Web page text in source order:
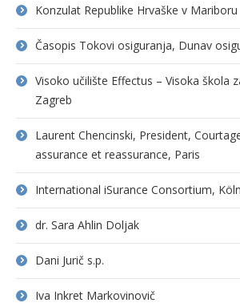
Konzulat Republike Hrvaške v Mariboru
Časopis Tokovi osiguranja, Dunav
Visoko učilište Effectus – Visoka škola
Zagreb
Laurent Chencinski, President,
assurance et reassurance, Paris
International iSurance Consortium, Köln
dr. Sara Ahlin Doljak
Dani Jurič s.p.
Iva Inkret Markovinovič